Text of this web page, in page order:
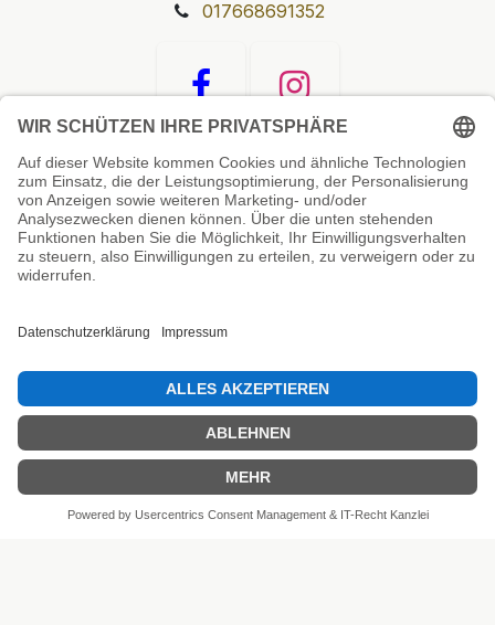
017668691352
Unsere Prüfsiegel